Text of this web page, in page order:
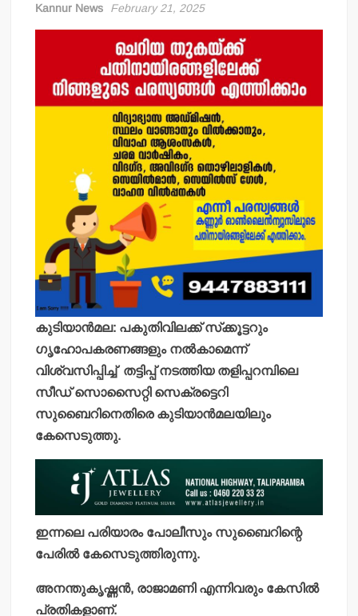
Kannur News February 21, 2025
കുടിയാന്‍മല: പകുതിവിലക്ക് സ്‌ക്കൂട്ടറും
ഗൃഹോപകരണങ്ങളും നല്‍കാമെന്ന്
വിശ്വസിപ്പിച്ച് തട്ടിപ്പ് നടത്തിയ തളിപ്പറമ്പിലെ
സീഡ് സൊസൈറ്റി സെക്രട്ടെറി
സുബൈറിനെതിരെ കുടിയാന്‍മലയിലും
കേസെടുത്തു.
ഇന്നലെ പരിയാരം പോലീസും സുബൈറിന്റെ
പേരില്‍ കേസെടുത്തിരുന്നു.
അനന്തുകൃഷ്ണന്‍, രാജാമണി എന്നിവരും കേസില്‍
പ്രതികളാണ്.